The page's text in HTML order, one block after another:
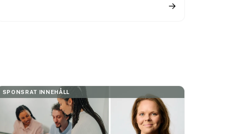
→
SPONSRAT INNEHÅLL